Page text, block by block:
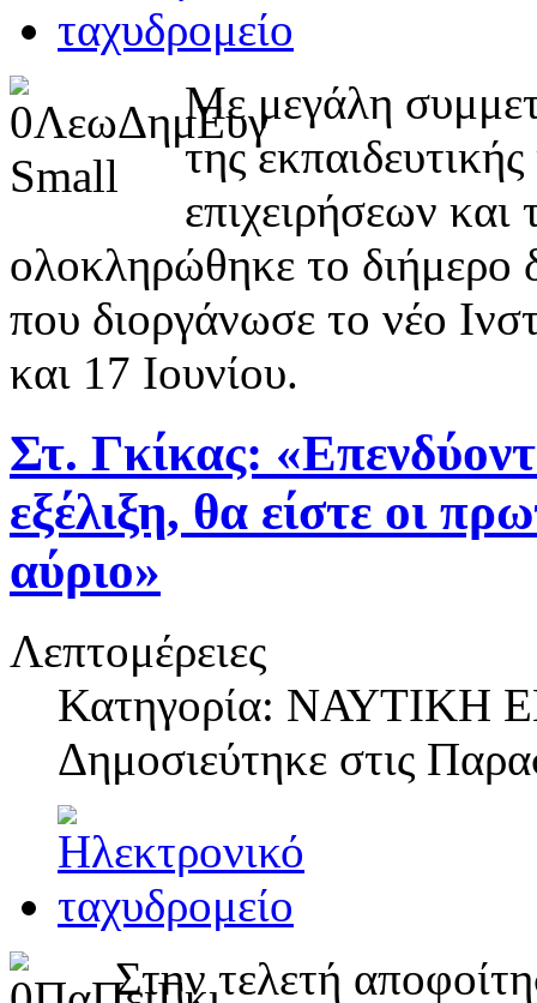
Με μεγάλη
της
επιχειρήσεων και
ολοκληρώθηκε το διήμερο
που διοργάνωσε το νέο
και 17 Ιουνίου.
Στ. Γκίκας:
εξέλιξη, θα είστε οι
αύριο»
Λεπτομέρειες
Κατηγορία: ΝΑΥΤΙΚΗ
Δημοσιεύτηκε στις
Στην τελετή